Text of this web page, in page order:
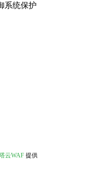
系统保护
云WAF 提供